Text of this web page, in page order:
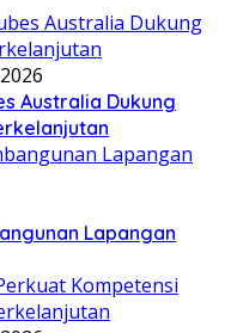
Australia Dukung
Lapangan